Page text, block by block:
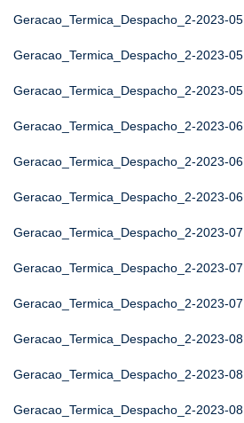
Geracao_Termica_Despacho_2-2023-05
Geracao_Termica_Despacho_2-2023-05
Geracao_Termica_Despacho_2-2023-05
Geracao_Termica_Despacho_2-2023-06
Geracao_Termica_Despacho_2-2023-06
Geracao_Termica_Despacho_2-2023-06
Geracao_Termica_Despacho_2-2023-07
Geracao_Termica_Despacho_2-2023-07
Geracao_Termica_Despacho_2-2023-07
Geracao_Termica_Despacho_2-2023-08
Geracao_Termica_Despacho_2-2023-08
Geracao_Termica_Despacho_2-2023-08